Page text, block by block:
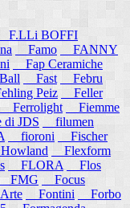
F.LLi BOFFI
Famo
FANNY
Fap Ceramiche
Fast
Febru
Peiz
Feller
Ferrolight
Fiemme
JDS
filumen
fioroni
Fischer
Flexform
FLORA
Flos
FMG
Focus
Fontini
Forbo